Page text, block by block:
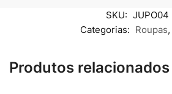
SKU: JUPO04
Categorias: Roupas,
Produtos relacionados